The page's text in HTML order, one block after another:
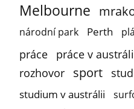
Melbourne
národní park Perth
práce práce v
rozhovor sport
studium v austrálii